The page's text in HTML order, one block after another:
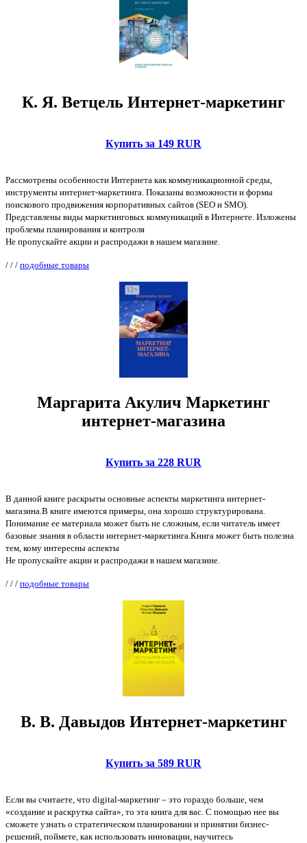
К. Я. Ветцель Интернет-маркетинг
Купить за 149 RUR
Рассмотрены особенности Интернета как коммуникационной среды,
инструменты интернет-маркетинга. Показаны возможности и формы
поискового продвижения корпоративных сайтов (SEO и SMO).
Представлены виды маркетинговых коммуникаций в Интернете. Изложены
проблемы планирования и контроля
Не пропускайте акции и распродажи в нашем магазине.
/ / / подобные товары
Маргарита Акулич Маркетинг
интернет-магазина
Купить за 228 RUR
В данной книге раскрыты основные аспекты маркетинга интернет-
магазина.В книге имеются примеры, она хорошо структурирована.
Понимание ее материала может быть не сложным, если читатель имеет
базовые знания в области интернет-маркетинга.Книга может быть полезна
тем, кому интересны аспекты
Не пропускайте акции и распродажи в нашем магазине.
/ / / подобные товары
В. В. Давыдов Интернет-маркетинг
Купить за 589 RUR
Если вы считаете, что digital-маркетинг – это гораздо больше, чем
«создание и раскрутка сайта», то эта книга для вас. С помощью нее вы
сможете узнать о стратегическом планировании и принятии бизнес-
решений, поймете, как использовать инновации, научитесь